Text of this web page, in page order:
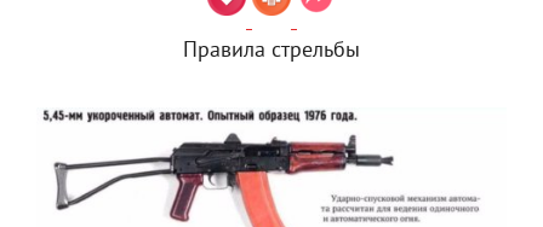
Правила стрельбы